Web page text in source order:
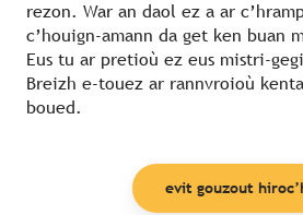
rezon. War an daol ez a ar
c’houign-amann da get ken buan
Eus tu ar pretioù ez eus mistri-
Breizh e-touez ar rannvroioù
boued.
evit gouzout